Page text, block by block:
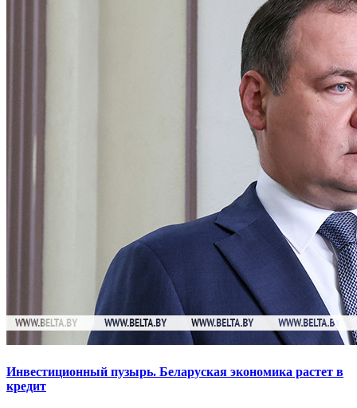
Инвестиционный пузырь. Беларуская экономика растет в
кредит